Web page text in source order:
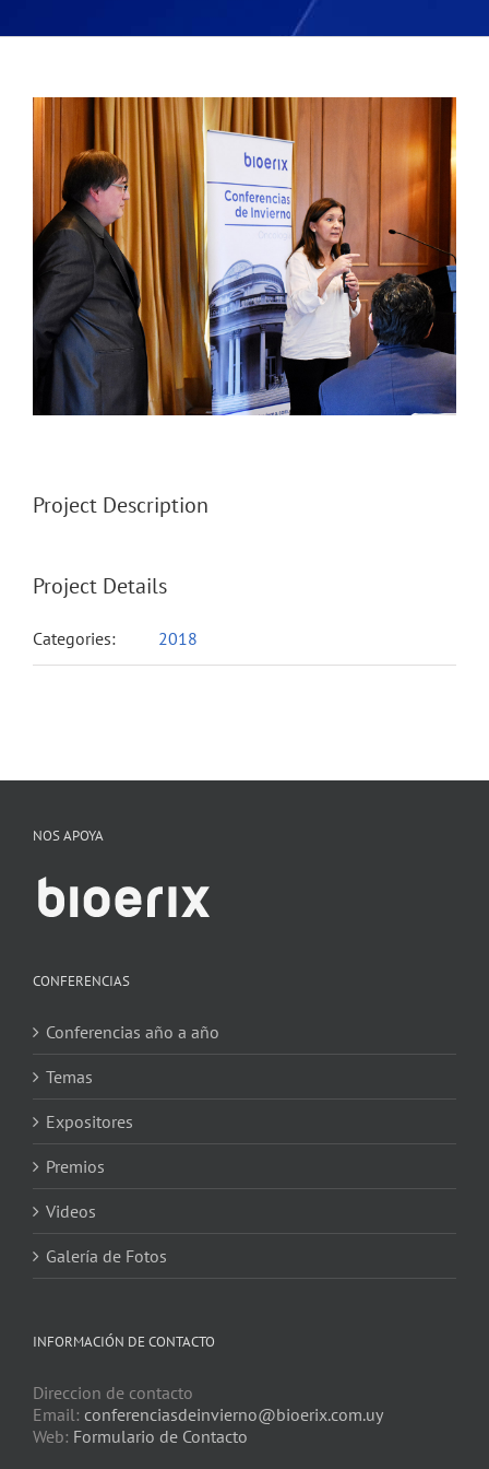
View
Image
Project Description
Project Details
Categories: 2018
NOS APOYA
CONFERENCIAS
Conferencias año a año
Temas
Expositores
Premios
Videos
Galería de Fotos
INFORMACIÓN DE CONTACTO
Direccion de contacto
Email: conferenciasdeinvierno@bioerix.com.uy
Web: Formulario de Contacto